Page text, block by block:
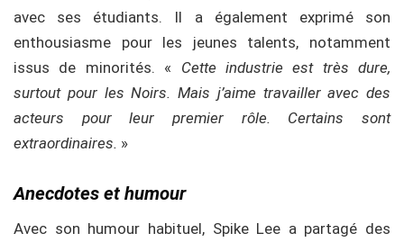
avec ses étudiants. Il a également exprimé son
enthousiasme pour les jeunes talents, notamment
issus de minorités. « Cette industrie est très dure,
surtout pour les Noirs. Mais j’aime travailler avec des
acteurs pour leur premier rôle. Certains sont
extraordinaires. »
Anecdotes et humour
Avec son humour habituel, Spike Lee a partagé des